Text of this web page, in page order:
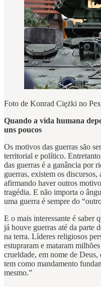
Foto de Konrad Ciężki no
Quando a vida humana
uns poucos
Os motivos das guerras são
territorial e político.
das guerras é a ganância por
guerras, existem os discursos,
afirmando haver outros
tragédia. E não importa o
uma guerra é sempre do
E o mais interessante é saber
já houve guerras até da parte
na terra. Líderes religiosos
estupraram e mataram
crueldade, em nome de Deus,
tem como mandamento
mesmo.”